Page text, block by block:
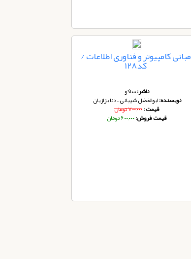
مبانی کامپیوتر و فناوری اطلاعات /
کد128
ناشر:ساکو
نویسنده:ابوالفضل شیبانی ـ دنا بزازیان
قیمت :۷۰۰,۰۰۰ تومان
قیمت فروش:۶۰۰,۰۰۰ تومان